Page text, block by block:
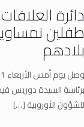
دائرة
طفلين
بلادهم
برئاسة السيدة دوريس
للشؤون الأوروبية[…]